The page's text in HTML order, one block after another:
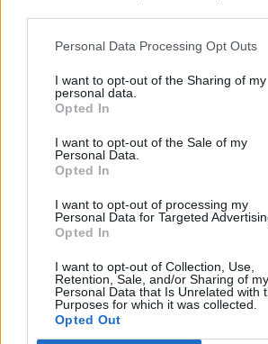
Personal Data Processing Opt Outs
I want to opt-out of the Sharing of my
personal data.
Opted In
I want to opt-out of the Sale of my
Personal Data.
Opted In
I want to opt-out of processing my
Personal Data for Targeted
Opted In
I want to opt-out of Collection, Use,
Retention, Sale, and/or Sharing of my
Personal Data that Is Unrelated with
Purposes for which it was collected.
Opted Out
Στο πίσω μέρος του κτιρίου έχουν
οποίοι φέρνουν φυσικό φως και αέρα στην